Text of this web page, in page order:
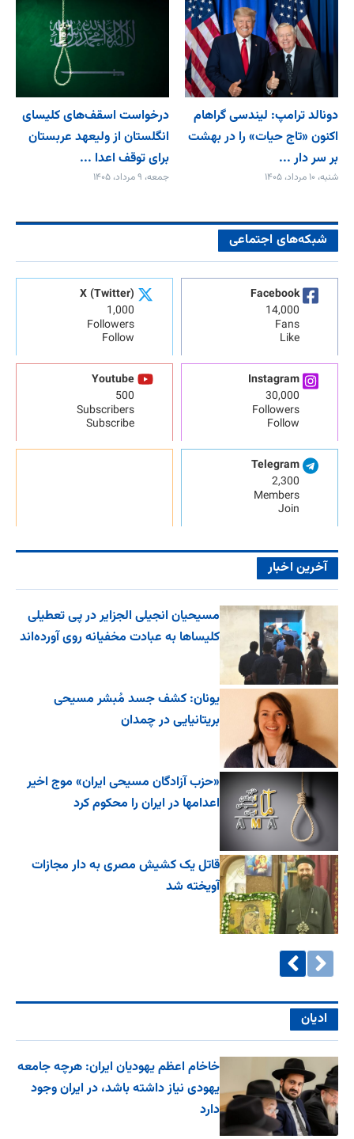
دونالد ترامپ: لیندسی گراهام
اکنون «تاج حیات» را در بهشت
بر سر دار ...
شنبه، ۱۰ مرداد، ۱۴۰۵
درخواست اسقف‌های کلیسای
انگلستان از ولیعهد عربستان
برای توقف اعدا ...
جمعه، ۹ مرداد، ۱۴۰۵
شبکه‌های اجتماعی
Facebook
14,000
Fans
Like
X (Twitter)
1,000
Followers
Follow
Instagram
30,000
Followers
Follow
Youtube
500
Subscribers
Subscribe
Telegram
2,300
Members
Join
آخرین اخبار
مسیحیان انجیلی الجزایر در پی تعطیلی
کلیساها به عبادت مخفیانه روی آورده‌اند
یونان: کشف جسد مُبشر مسیحی
بریتانیایی در چمدان
«حزب آزادگان مسیحی ایران» موج اخیر
اعدامها در ایران را محکوم کرد
قاتل یک کشیش مصری به دار مجازات
آویخته شد
ادیان
خاخام اعظم یهودیان ایران: هرچه جامعه
یهودی نیاز داشته باشد، در ایران وجود
دارد